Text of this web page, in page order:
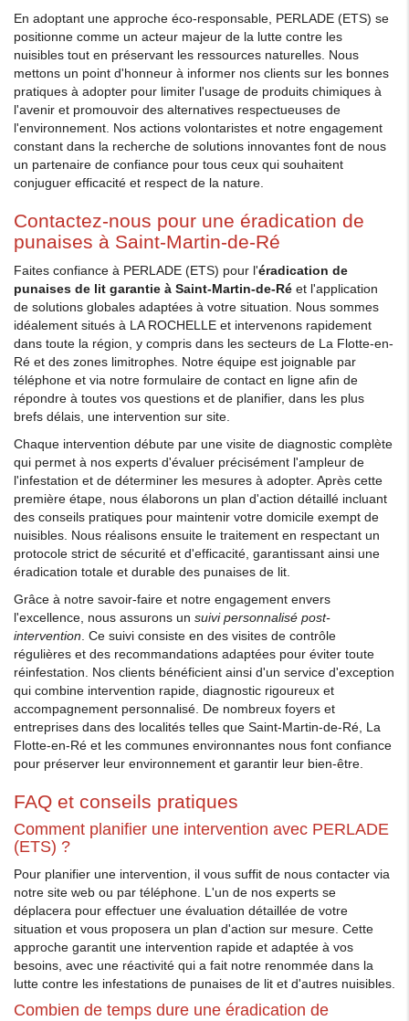
En adoptant une approche éco-responsable, PERLADE (ETS) se
positionne comme un acteur majeur de la lutte contre les
nuisibles tout en préservant les ressources naturelles. Nous
mettons un point d'honneur à informer nos clients sur les bonnes
pratiques à adopter pour limiter l'usage de produits chimiques à
l'avenir et promouvoir des alternatives respectueuses de
l'environnement. Nos actions volontaristes et notre engagement
constant dans la recherche de solutions innovantes font de nous
un partenaire de confiance pour tous ceux qui souhaitent
conjuguer efficacité et respect de la nature.
Contactez-nous pour une éradication de
punaises à Saint-Martin-de-Ré
Faites confiance à PERLADE (ETS) pour l'éradication de
punaises de lit garantie à Saint-Martin-de-Ré et l'application
de solutions globales adaptées à votre situation. Nous sommes
idéalement situés à LA ROCHELLE et intervenons rapidement
dans toute la région, y compris dans les secteurs de La Flotte-en-
Ré et des zones limitrophes. Notre équipe est joignable par
téléphone et via notre formulaire de contact en ligne afin de
répondre à toutes vos questions et de planifier, dans les plus
brefs délais, une intervention sur site.
Chaque intervention débute par une visite de diagnostic complète
qui permet à nos experts d'évaluer précisément l'ampleur de
l'infestation et de déterminer les mesures à adopter. Après cette
première étape, nous élaborons un plan d'action détaillé incluant
des conseils pratiques pour maintenir votre domicile exempt de
nuisibles. Nous réalisons ensuite le traitement en respectant un
protocole strict de sécurité et d'efficacité, garantissant ainsi une
éradication totale et durable des punaises de lit.
Grâce à notre savoir-faire et notre engagement envers
l'excellence, nous assurons un suivi personnalisé post-
intervention. Ce suivi consiste en des visites de contrôle
régulières et des recommandations adaptées pour éviter toute
réinfestation. Nos clients bénéficient ainsi d'un service d'exception
qui combine intervention rapide, diagnostic rigoureux et
accompagnement personnalisé. De nombreux foyers et
entreprises dans des localités telles que Saint-Martin-de-Ré, La
Flotte-en-Ré et les communes environnantes nous font confiance
pour préserver leur environnement et garantir leur bien-être.
FAQ et conseils pratiques
Comment planifier une intervention avec PERLADE
(ETS) ?
Pour planifier une intervention, il vous suffit de nous contacter via
notre site web ou par téléphone. L'un de nos experts se
déplacera pour effectuer une évaluation détaillée de votre
situation et vous proposera un plan d'action sur mesure. Cette
approche garantit une intervention rapide et adaptée à vos
besoins, avec une réactivité qui a fait notre renommée dans la
lutte contre les infestations de punaises de lit et d'autres nuisibles.
Combien de temps dure une éradication de